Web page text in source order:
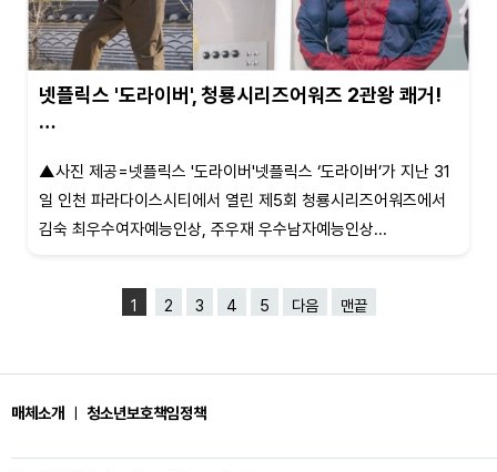
넷플릭스 '도라이버', 청룡시리즈어워즈 2관왕 쾌거!
…
▲사진 제공=넷플릭스 '도라이버'넷플릭스 ‘도라이버’가 지난 31
일 인천 파라다이스시티에서 열린 제5회 청룡시리즈어워즈에서
김숙 최우수여자예능인상, 주우재 우수남자예능인상...
1 2 3 4 5 다음 맨끝
매체소개 ㅣ 청소년보호책임정책